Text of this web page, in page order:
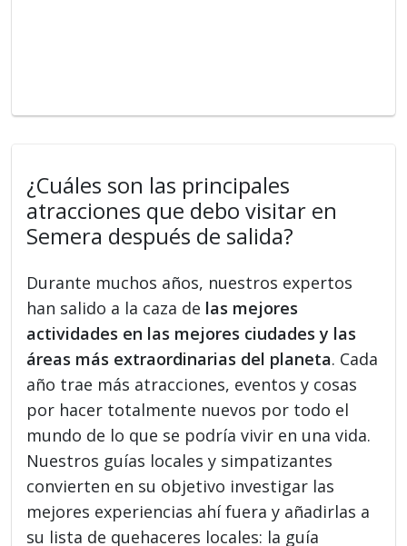
¿Cuáles son las principales
atracciones que debo visitar en
Semera después de salida?
Durante muchos años, nuestros expertos
han salido a la caza de las mejores
actividades en las mejores ciudades y las
áreas más extraordinarias del planeta. Cada
año trae más atracciones, eventos y cosas
por hacer totalmente nuevos por todo el
mundo de lo que se podría vivir en una vida.
Nuestros guías locales y simpatizantes
convierten en su objetivo investigar las
mejores experiencias ahí fuera y añadirlas a
su lista de quehaceres locales: la guía